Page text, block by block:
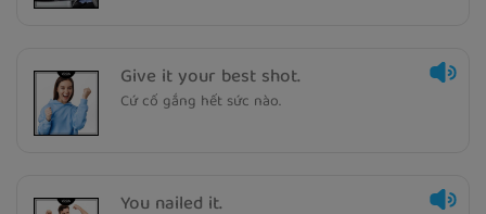
Give it your best shot.
Cứ cố gắng hết sức nào.
You nailed it.